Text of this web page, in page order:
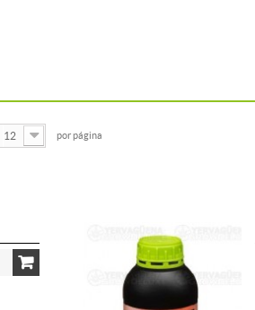
12 por página